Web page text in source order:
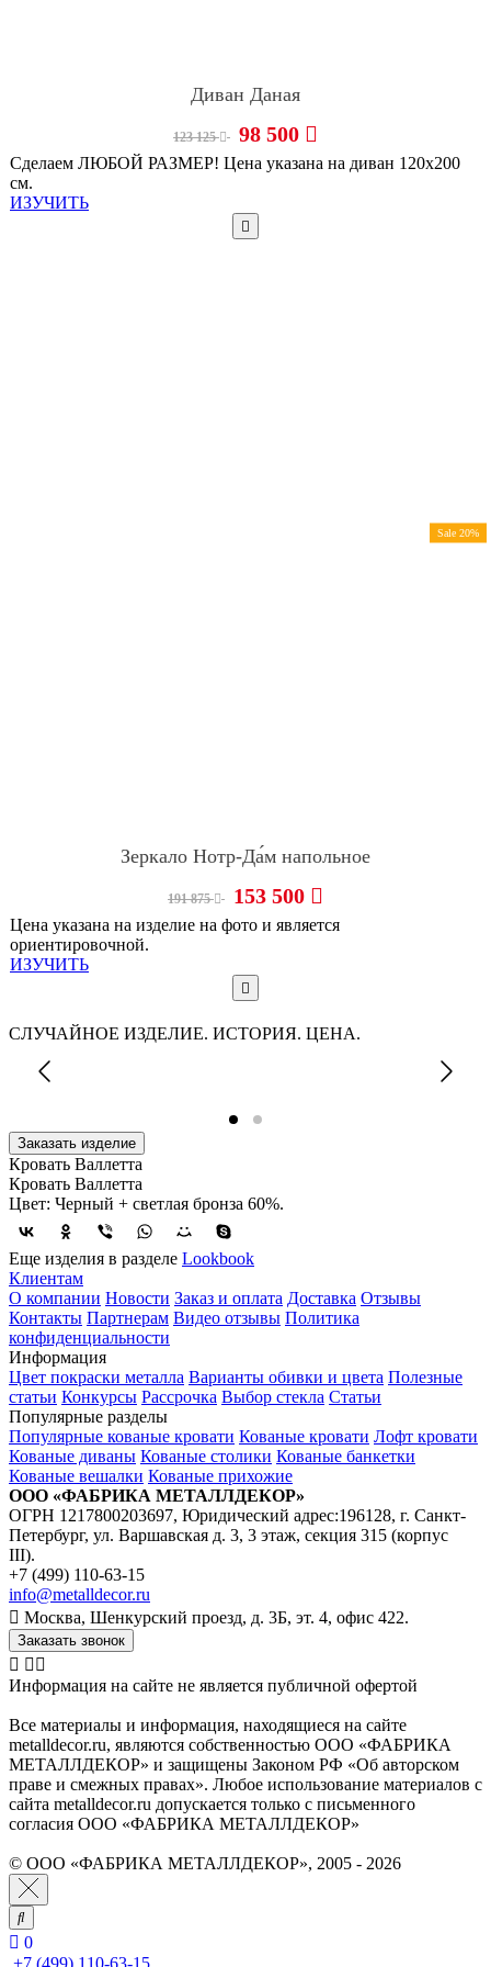
Диван Даная
123 125 98 500
Сделаем ЛЮБОЙ РАЗМЕР! Цена указана на диван 120х200
см.
ИЗУЧИТЬ
Sale 20%
Зеркало Нотр-Да́м напольное
191 875 153 500
Цена указана на изделие на фото и является
ориентировочной.
ИЗУЧИТЬ
СЛУЧАЙНОЕ ИЗДЕЛИЕ. ИСТОРИЯ. ЦЕНА.
Заказать изделие
Кровать Валлетта
Кровать Валлетта
Цвет: Черный + светлая бронза 60%.
Еще изделия в разделе Lookbook
Клиентам
О компании Новости Заказ и оплата Доставка Отзывы
Контакты Партнерам Видео отзывы Политика
конфиденциальности
Информация
Цвет покраски металла Варианты обивки и цвета Полезные
статьи Конкурсы Рассрочка Выбор стекла Статьи
Популярные разделы
Популярные кованые кровати Кованые кровати Лофт кровати
Кованые диваны Кованые столики Кованые банкетки
Кованые вешалки Кованые прихожие
ООО «ФАБРИКА МЕТАЛЛДЕКОР»
ОГРН 1217800203697, Юридический адрес:196128, г. Санкт-
Петербург, ул. Варшавская д. 3, 3 этаж, секция 315 (корпус
III).
+7 (499) 110-63-15
info@metalldecor.ru
Москва, Шенкурский проезд, д. 3Б, эт. 4, офис 422.
Заказать звонок
Информация на сайте не является публичной офертой
Все материалы и информация, находящиеся на сайте
metalldecor.ru, являются собственностью ООО «ФАБРИКА
МЕТАЛЛДЕКОР» и защищены Законом РФ «Об авторском
праве и смежных правах». Любое использование материалов с
сайта metalldecor.ru допускается только с письменного
согласия ООО «ФАБРИКА МЕТАЛЛДЕКОР»
© ООО «ФАБРИКА МЕТАЛЛДЕКОР», 2005 - 2026
0